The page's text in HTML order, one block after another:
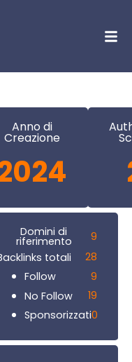
Anno di
Creazione
Domini di
riferimento
9
totali
28
Follow
9
No Follow
19
Sponsorizzati0